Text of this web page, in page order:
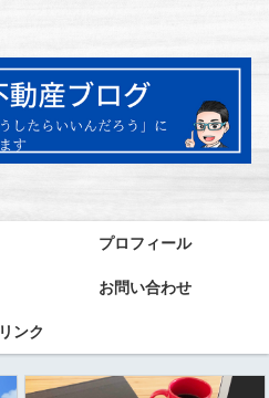
プロフィール
お問い合わせ
リンク